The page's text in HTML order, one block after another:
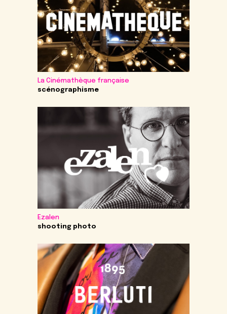
La Cinémathèque française
scénographisme
Ezalen
shooting photo